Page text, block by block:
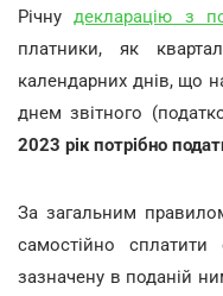
Річнудекларацію з
платники, як
календарних днів, що
днем звітного
2023 рік потрібно
За загальним
самостійно сплатити
зазначену в поданій